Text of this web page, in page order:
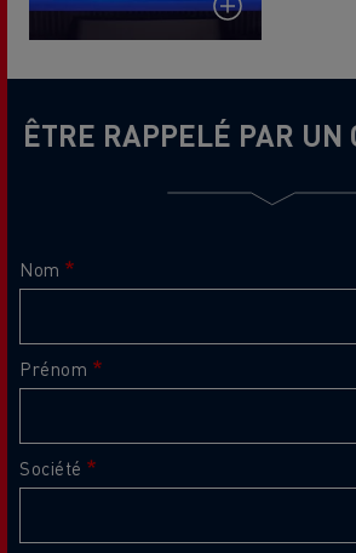
ÊTRE RAPPELÉ PAR UN
Nom
Prénom
Société